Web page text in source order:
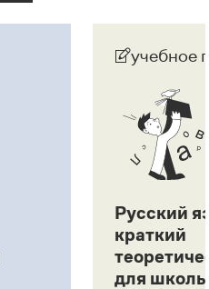
учебное
Русский
краткий
для